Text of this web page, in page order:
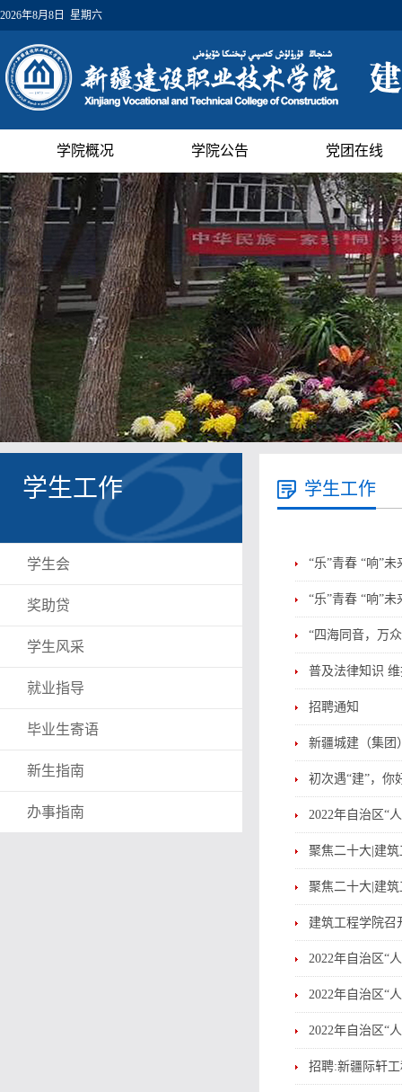
2026年8月8日 星期六
学院概况 学院公告 党团在线
学生工作
学生会
奖助贷
学生风采
就业指导
毕业生寄语
新生指南
办事指南
学生工作
“乐”青春 “响”
“乐”青春 “响”
“四海同音，万
普及法律知识
招聘通知
新疆城建（集团
初次遇“建”，你
2022年自治区“
聚焦二十大|建
聚焦二十大|建
建筑工程学院召
2022年自治区“
2022年自治区“
2022年自治区“
招聘:新疆际轩